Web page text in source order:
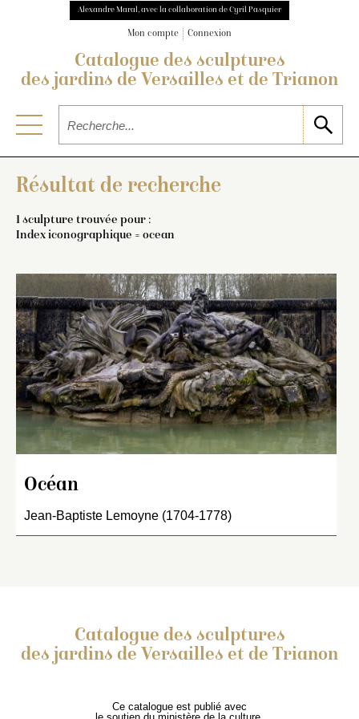
Alexandre Maral, avec la collaboration de Cyril Pasquier
Mon compte Connexion
Catalogue des sculptures
des jardins de Versailles et de Trianon
Résultat de recherche
1 sculpture trouvée pour :
Index iconographique = ocean
Océan
Jean-Baptiste Lemoyne (1704-1778)
Catalogue des sculptures
des jardins de Versailles et de Trianon
Ce catalogue est publié avec